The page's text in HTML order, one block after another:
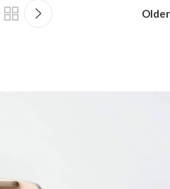
Older